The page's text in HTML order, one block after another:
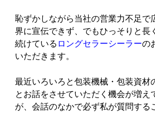
恥ずかしながら当社の営業力不足で
界に宣伝できず、でもひっそりと長
続けている ロングセラーシーラーの
いただきます。
最近いろいろと包装機械・包装資材
とお話をさせていただく機会が増え
が、会話のなかで必ず私が質問する